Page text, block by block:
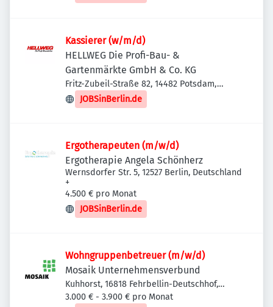
Kassierer (w/m/d)
HELLWEG Die Profi-Bau- &
Gartenmärkte GmbH & Co. KG
Fritz-Zubeil-Straße 82, 14482 Potsdam,
Deutschland
JOBSinBerlin.de
Ergotherapeuten (m/w/d)
Ergotherapie Angela Schönherz
Wernsdorfer Str. 5, 12527 Berlin, Deutschland
+
4.500 € pro Monat
JOBSinBerlin.de
Wohngruppenbetreuer (m/w/d)
Mosaik Unternehmensverbund
Kuhhorst, 16818 Fehrbellin-Deutschhof,
Deutschland
3.000 € - 3.900 € pro Monat